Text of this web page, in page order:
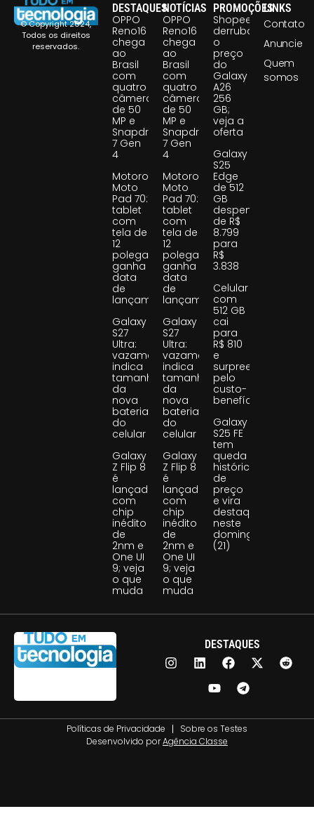
© Copyright 2024,
Todos os direitos
reservados.
DESTAQUES
OPPO
Reno16
chega
ao
Brasil
com
quatro
câmeras
de 50
MP e
Snapdragon
7 Gen
4
Motorola
Moto
Pad 70:
tablet
com
tela de
12
polegadas
ganha
data
de
lançamento
Galaxy
S27
Ultra:
vazamento
indica
tamanho
da
nova
bateria
do
celular
Galaxy
Z Flip 8
é
lançado
com
chip
inédito
de
2nm e
One UI
9; veja
o que
muda
NOTÍCIAS
OPPO
Reno16
chega
ao
Brasil
com
quatro
câmeras
de 50
MP e
Snapdragon
7 Gen
4
Motorola
Moto
Pad 70:
tablet
com
tela de
12
polegadas
ganha
data
de
lançamento
Galaxy
S27
Ultra:
vazamento
indica
tamanho
da
nova
bateria
do
celular
Galaxy
Z Flip 8
é
lançado
com
chip
inédito
de
2nm e
One UI
9; veja
o que
muda
PROMOÇÕES
Shopee
derruba
o
preço
do
Galaxy
A26
256
GB;
veja a
oferta
Galaxy
S25
Edge
de 512
GB
despenca
de R$
8.799
para
R$
3.838
Celular
com
512 GB
cai
para
R$ 810
e
surpreende
pelo
custo-
benefício
Galaxy
S25 FE
tem
queda
histórica
de
preço
e vira
destaque
neste
domingo
(21)
LINKS
Contato
Anuncie
Quem
somos
DESTAQUES
Políticas de Privacidade
Sobre os Testes
Desenvolvido porAgência Classe